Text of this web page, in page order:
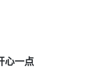
心一点